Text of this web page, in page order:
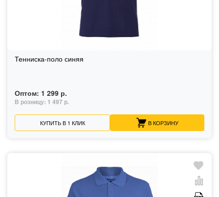
Тенниска-поло синяя
Оптом: 1 299 р.
В розницу: 1 497 р.
КУПИТЬ В 1 КЛИК В КОРЗИНУ